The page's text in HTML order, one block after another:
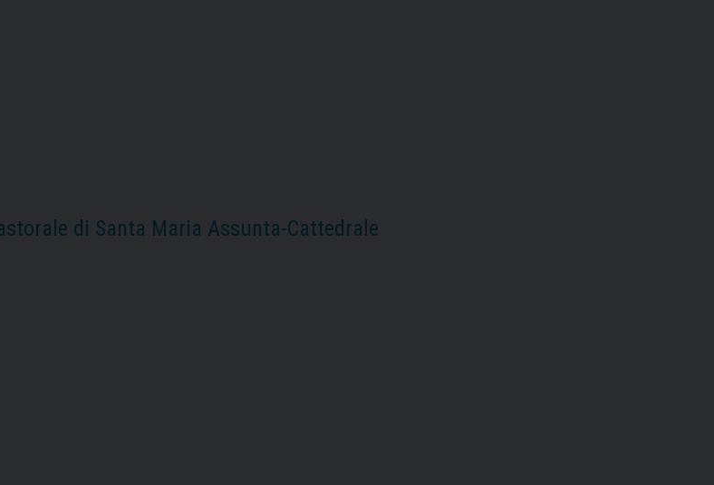
di Santa Maria Assunta-Cattedrale